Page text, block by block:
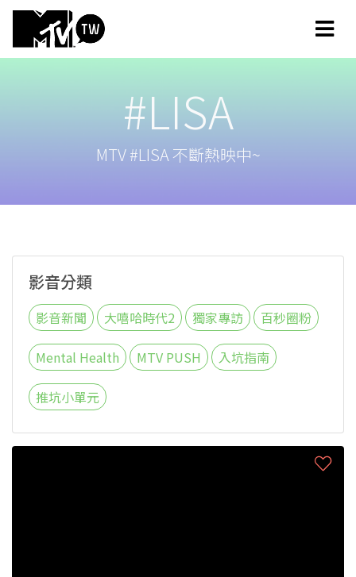
#LISA
MTV #LISA 不斷熱映中~
影音分類
影音新聞 大嘻哈時代2 獨家專訪 百秒圈粉
Mental Health MTV PUSH 入坑指南
推坑小單元